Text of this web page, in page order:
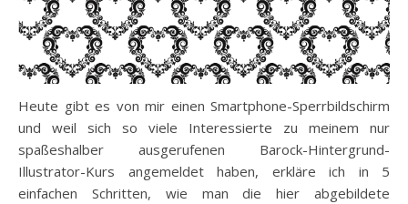
Heute gibt es von mir einen Smartphone-Sperrbildschirm
und weil sich so viele Interessierte zu meinem nur
spaßeshalber ausgerufenen Barock-Hintergrund-
Illustrator-Kurs angemeldet haben, erkläre ich in 5
einfachen Schritten, wie man die hier abgebildete